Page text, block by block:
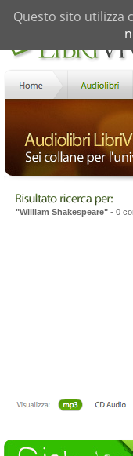
"William Shakespeare" - 0
Questo sito utilizza